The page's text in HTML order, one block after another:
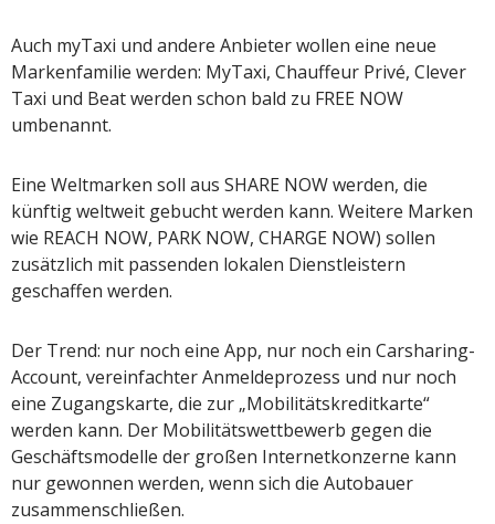
Auch myTaxi und andere Anbieter wollen eine neue
Markenfamilie werden: MyTaxi, Chauffeur Privé, Clever
Taxi und Beat werden schon bald zu FREE NOW
umbenannt.
Eine Weltmarken soll aus SHARE NOW werden, die
künftig weltweit gebucht werden kann. Weitere Marken
wie REACH NOW, PARK NOW, CHARGE NOW) sollen
zusätzlich mit passenden lokalen Dienstleistern
geschaffen werden.
Der Trend: nur noch eine App, nur noch ein Carsharing-
Account, vereinfachter Anmeldeprozess und nur noch
eine Zugangskarte, die zur „Mobilitätskreditkarte“
werden kann. Der Mobilitätswettbewerb gegen die
Geschäftsmodelle der großen Internetkonzerne kann
nur gewonnen werden, wenn sich die Autobauer
zusammenschließen.